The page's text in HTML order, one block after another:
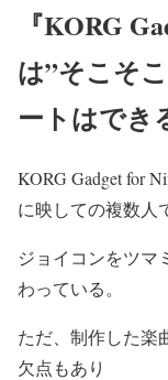
『KORG
は”そこそ
ートはでき
KORG Gadget for
に映しての複数人
ジョイコンをツマ
わっている。
ただ、制作した楽
欠点もあり